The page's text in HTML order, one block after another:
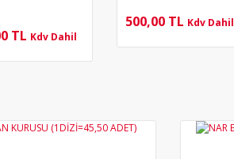
TL Kdv Dahil
500,00 TL Kdv Dahil